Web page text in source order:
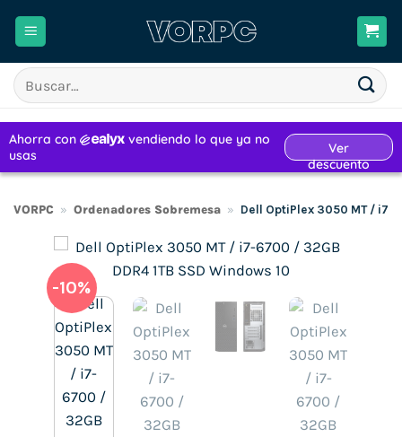
Buscar
por:
VORPC » Ordenadores Sobremesa » Dell OptiPlex 3050 MT / i7-
-10%